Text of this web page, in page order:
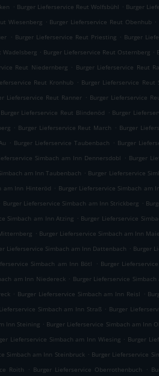
. Burger Lieferservice Reut Wolfsbühl . Burger
Wiesenberg . Burger Lieferservice Reut Obenhub .
. Burger Lieferservice Reut Priesting . Burger
Wadelsberg . Burger Lieferservice Reut Osternberg .
Reut Niedernberg . Burger Lieferservice Reut
Reut Kronhub . Burger Lieferservice Reut
Lieferservice Reut Ranner . Burger Lieferservice
Burger Lieferservice Reut Blindenöd . Burger
. Burger Lieferservice Reut March . Burger
. Burger Lieferservice Taubenbach . Burger
Simbach am Inn Dennersdobl . Burger
am Inn Taubenbach . Burger Lieferservice
am Inn Hinteröd . Burger Lieferservice Simbach am
Burger Lieferservice Simbach am Inn Strickberg .
Simbach am Inn Atzing . Burger Lieferservice
. Burger Lieferservice Simbach am Inn
Lieferservice Simbach am Inn Dattenbach . Burger
Simbach am Inn Bötl . Burger
am Inn Niedereck . Burger Lieferservice
. Burger Lieferservice Simbach am Inn Reisl .
Simbach am Inn Straß . Burger
Inn Steining . Burger Lieferservice Simbach am Inn
Lieferservice Simbach am Inn Wiesing . Burger
Simbach am Inn Steinbruck . Burger Lieferservice
Roith . Burger Lieferservice Oberrothenbuch .